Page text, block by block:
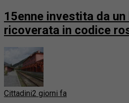
15enne investita da un
ricoverata in codice
Cittadini2 giorni fa